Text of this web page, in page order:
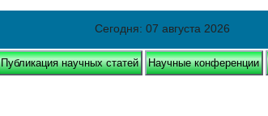
Сегодня: 07 августа 2026
Публикация научных статей Научные конференции